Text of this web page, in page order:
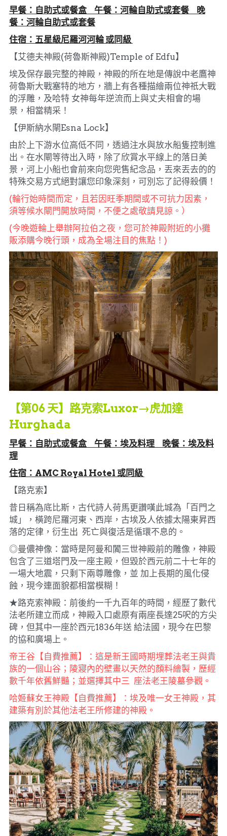
早餐：自助式或餐盒     午餐：河輪自助式或套餐     晚
餐：河輪自助式或套餐
住宿：五星級尼羅河河輪 或同級
【艾德夫神殿(荷魯斯神殿)Temple of Edfu】
埃及保存最完整的神殿，神殿的所在地是傳說中老鷹神
荷魯斯大戰塞特的地方，牆上有各種描繪兩位神祇大戰
的浮雕，及哈特 女神每年逆流而上與丈夫相會的場
景，相當精采！
【伊斯納水閘Esna Lock】
由於上下游水位高低不同，透過注水與放水船隻控制進
出。在水閘等待出入時，除了欣賞水平線上的落日美
景，河上小船也會前來向您兜售紀念品，丟來丟去的的
特殊交易方式絕對讓您印象深刻，可別忘了記得殺價！
(輪行始時間而定，且若因旺季期間或不可抗力因素，
須等候水閘門開放時間，不便之處敬請見諒。）
(今晚遊輪上舉辦阿拉伯之夜，您可於神殿附近的小攤
販添購今晚行頭，成為全場注目的焦點！)
【第06 天】路克索Luxor→虎加達
Hurghada
早餐：自助式或餐盒     午餐：埃及料理     晚餐：埃及料
理
住宿：AMC Royal Hotel 或同級
【路克索】
昔日稱為底比斯，古代詩人荷馬更讚嘆此城為「百門之
城」，橫跨尼羅河東、西岸，古埃及人依據太陽東昇西
落的定律，衍生出  死亡與復活是循環不息的。
◎曼儂神像：當時是阿曼和闐三世神殿前的雕像，神殿
包含了三道塔門及一座主殿，但毀於西元前二十七年的
一場大地震，只剩下兩尊雕像，並 加上長期的風化侵
蝕，現今連面貌都相當模糊！
★路克索神殿：前後約一千九百年的時間，經歷了數代
法老所建立而成，神殿入口處原有兩座長達25呎的方尖
碑，但其中一座於西元1836年送 給法國，現今在巴黎
的協和廣場上。
帝王谷【自費推薦】：這是新王國時期埋葬法老王與貴
族的一個山谷；陵寢內的壁畫以天然的顏料繪製，歷經
數千年依舊鮮豔；並選擇其中三  座法老王陵墓參觀。
哈姬蘇女王神殿【自費推薦】：埃及唯一女王神殿，其
建築有別於其他法老王所修建的神殿。